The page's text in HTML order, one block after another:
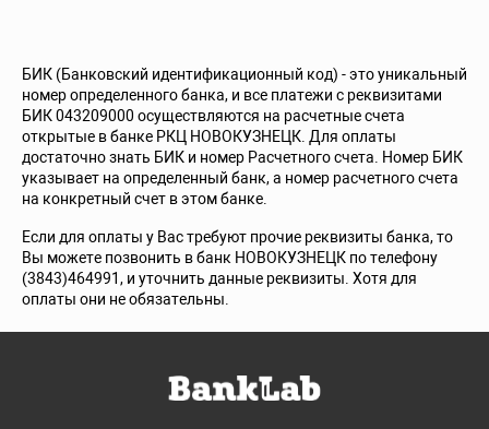
БИК (Банковский идентификационный код) - это уникальный
номер определенного банка, и все платежи с реквизитами
БИК 043209000 осуществляются на расчетные счета
открытые в банке РКЦ НОВОКУЗНЕЦК. Для оплаты
достаточно знать БИК и номер Расчетного счета. Номер БИК
указывает на определенный банк, а номер расчетного счета
на конкретный счет в этом банке.
Если для оплаты у Вас требуют прочие реквизиты банка, то
Вы можете позвонить в банк НОВОКУЗНЕЦК по телефону
(3843)464991, и уточнить данные реквизиты. Хотя для
оплаты они не обязательны.